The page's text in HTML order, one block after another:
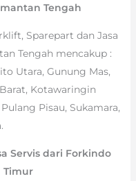
Tengah
Sparepart dan Jasa
Tengah mencakup :
Utara, Gunung Mas,
Kotawaringin
Pisau, Sukamara,
Servis dari Forkindo
Timur